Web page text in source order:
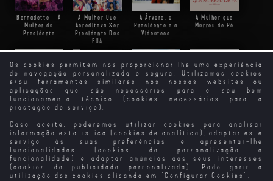
Os cookies permitem-nos proporcionar lhe uma experiência
de navegação personalizada e segura. Utilizamos cookies
e/ou ferramentas similares nos nossos websites ou
aplicações que são necessários para o seu bom
funcionamento técnico (cookies necessários para a
prestação de serviço).
Caso aceite, poderemos utilizar cookies para analisar
informação estatística (cookies de analítica), adaptar este
serviço às suas preferências e apresentar-lhe
funcionalidades (cookies de personalização e
funcionalidade) e adaptar anúncios aos seus interesses
(cookies de publicidade personalizada). Pode gerir a
utilização dos cookies clicando em " Configurar Cookies ".
Bernadette – A
Mulher do
Presidente
A Mulher Que
Acreditava Ser
Presidente Dos
EUA
A Árvore, o
Presidente e a
Videoteca
A Mulher que
Morreu de Pé
A Mulher do
Aviador
Incendies - A
Mulher que
Canta
Identificação de
Uma Mulher
Sete Vezes
Mulher